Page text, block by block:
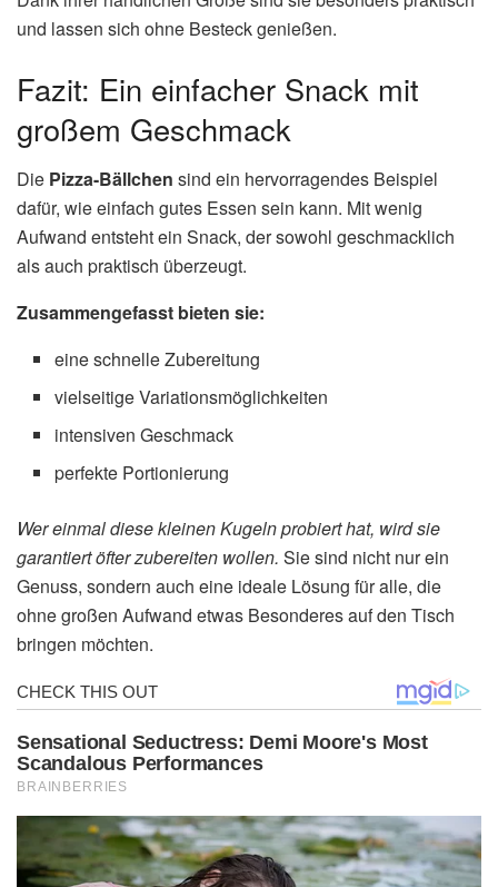
und lassen sich ohne Besteck genießen.
Fazit: Ein einfacher Snack mit
großem Geschmack
Die Pizza-Bällchen sind ein hervorragendes Beispiel
dafür, wie einfach gutes Essen sein kann. Mit wenig
Aufwand entsteht ein Snack, der sowohl geschmacklich
als auch praktisch überzeugt.
Zusammengefasst bieten sie:
eine schnelle Zubereitung
vielseitige Variationsmöglichkeiten
intensiven Geschmack
perfekte Portionierung
Wer einmal diese kleinen Kugeln probiert hat, wird sie
garantiert öfter zubereiten wollen. Sie sind nicht nur ein
Genuss, sondern auch eine ideale Lösung für alle, die
ohne großen Aufwand etwas Besonderes auf den Tisch
bringen möchten.